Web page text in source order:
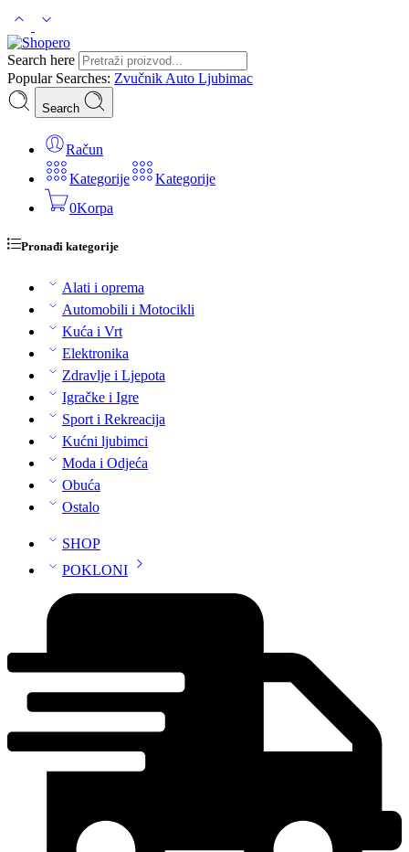
Search here
Popular Searches: Zvučnik Auto Ljubimac
Search
Račun
Kategorije
Kategorije
0Korpa
Pronađi kategorije
Alati i oprema
Automobili i Motocikli
Kuća i Vrt
Elektronika
Zdravlje i Ljepota
Igračke i Igre
Sport i Rekreacija
Kućni ljubimci
Moda i Odjeća
Obuća
Ostalo
SHOP
POKLONI